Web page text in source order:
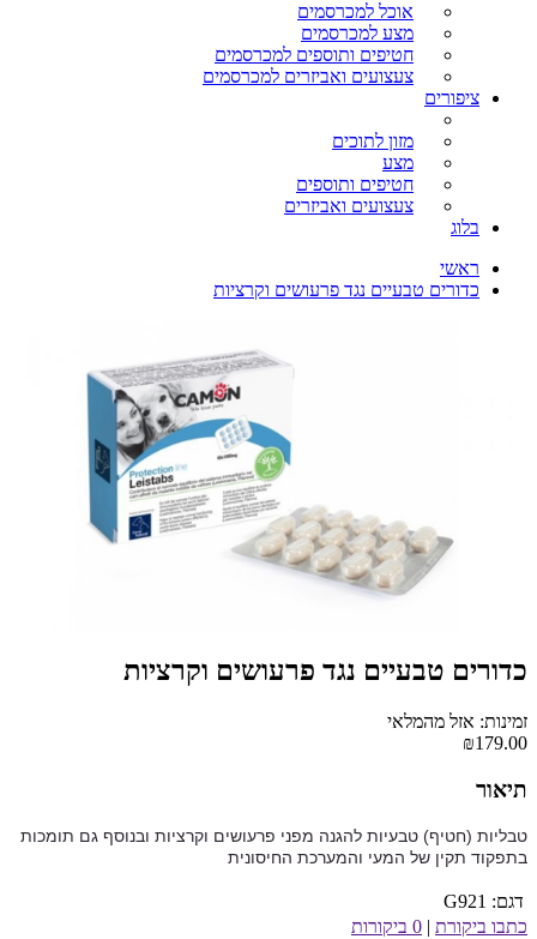
אוכל למכרסמים
מצע למכרסמים
חטיפים ותוספים למכרסמים
צעצועים ואביזרים למכרסמים
ציפורים
מזון לתוכים
מצע
חטיפים ותוספים
צעצועים ואביזרים
בלוג
ראשי
כדורים טבעיים נגד פרעושים וקרציות
כדורים טבעיים נגד פרעושים וקרציות
זמינות: אזל מהמלאי
₪179.00
תיאור
טבליות (חטיף) טבעיות להגנה מפני פרעושים וקרציות ובנוסף גם תומכות
בתפקוד תקין של המעי והמערכת החיסונית
דגם: G921
כתבו ביקורת | 0 ביקורות